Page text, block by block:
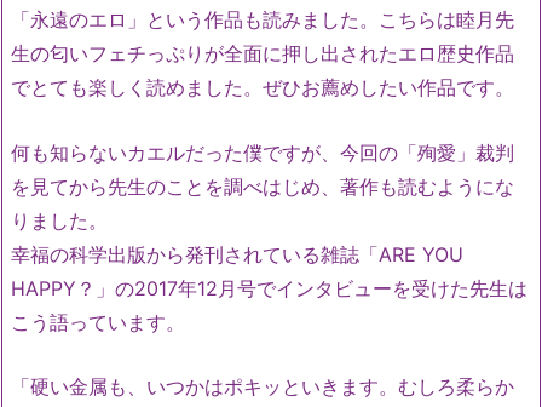
「永遠のエロ」という作品も読みました。こちらは睦月先
生の匂いフェチっぷりが全面に押し出されたエロ歴史作品
でとても楽しく読めました。ぜひお薦めしたい作品です。
何も知らないカエルだった僕ですが、今回の「殉愛」裁判
を見てから先生のことを調べはじめ、著作も読むようにな
りました。
幸福の科学出版から発刊されている雑誌「ARE YOU
HAPPY？」の2017年12月号でインタビューを受けた先生は
こう語っています。
「硬い金属も、いつかはポキッといきます。むしろ柔らか